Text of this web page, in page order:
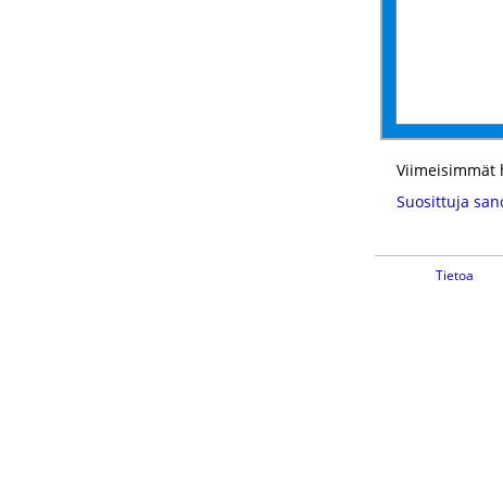
Viimeisimmät
Suosittuja
Tietoa